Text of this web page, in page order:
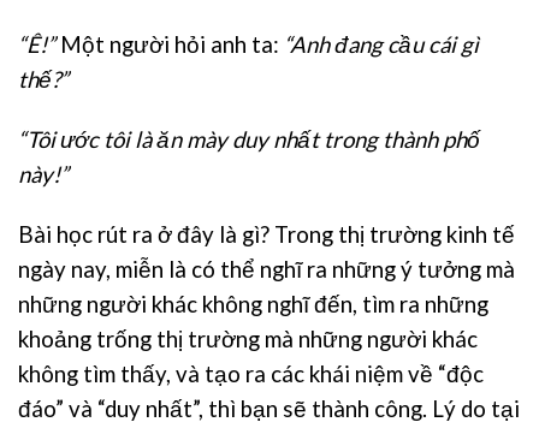
“Ê!”Một người hỏi anh ta: “Anh đang cầu cái gì
thế?”
“Tôi ước tôi là ăn mày duy nhất trong thành phố
này!”
Bài học rút ra ở đây là gì? Trong thị trường kinh tế
ngày nay, miễn là có thể nghĩ ra những ý tưởng mà
những người khác không nghĩ đến, tìm ra những
khoảng trống thị trường mà những người khác
không tìm thấy, và tạo ra các khái niệm về “độc
đáo” và “duy nhất”, thì bạn sẽ thành công. Lý do tại